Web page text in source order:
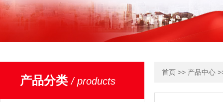
产品分类/ products
首页 >> 产品中心